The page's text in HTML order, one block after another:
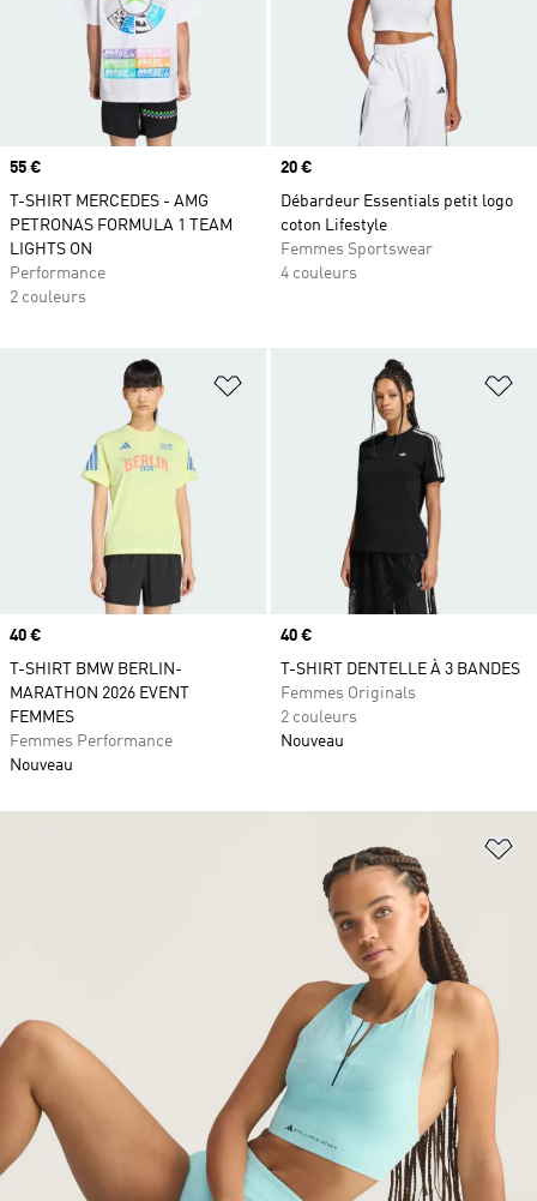
Prix
55 €
T-SHIRT MERCEDES - AMG
PETRONAS FORMULA 1 TEAM
LIGHTS ON
Performance
2 couleurs
Prix
20 €
Débardeur Essentials petit logo
coton Lifestyle
Femmes Sportswear
4 couleurs
Ajouter à la Liste de produits
Prix
40 €
T-SHIRT BMW BERLIN-
MARATHON 2026 EVENT
FEMMES
Femmes Performance
Nouveau
Prix
40 €
T-SHIRT DENTELLE À 3 BANDES
Femmes Originals
2 couleurs
Nouveau